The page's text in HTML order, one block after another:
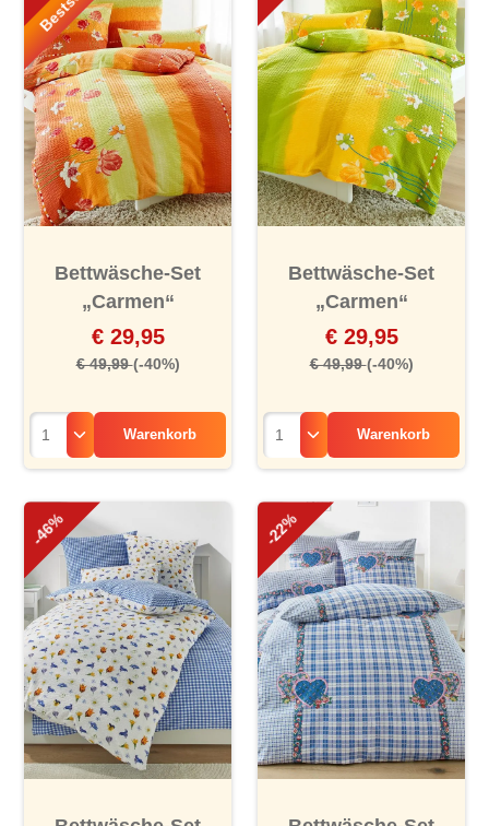
Bettwäsche-Set
„Carmen“
€ 29,95
€ 49,99(-40%)
Warenkorb
Bettwäsche-Set
„Carmen“
€ 29,95
€ 49,99(-40%)
Warenkorb
-46% -22%